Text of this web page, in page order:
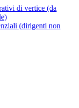
di vertice (da
(dirigenti non